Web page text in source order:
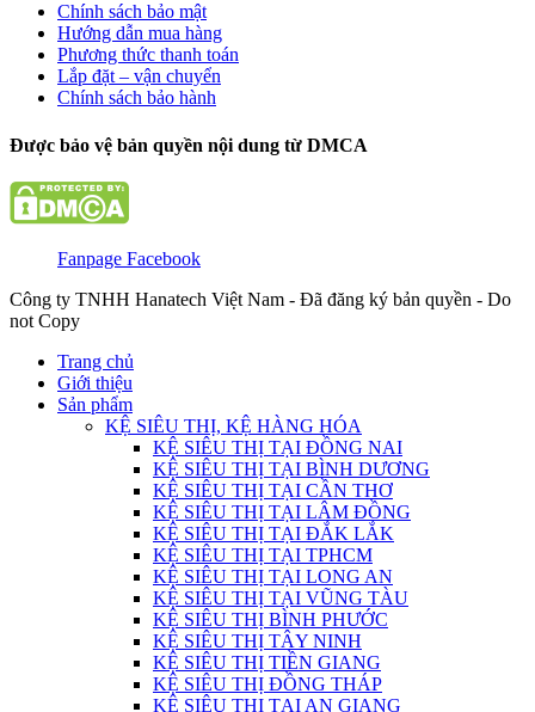
Chính sách bảo mật
Hướng dẫn mua hàng
Phương thức thanh toán
Lắp đặt – vận chuyển
Chính sách bảo hành
Được bảo vệ bản quyền nội dung từ DMCA
Fanpage Facebook
Công ty TNHH Hanatech Việt Nam - Đã đăng ký bản quyền - Do
not Copy
Trang chủ
Giới thiệu
Sản phẩm
KỆ SIÊU THỊ, KỆ HÀNG HÓA
KỆ SIÊU THỊ TẠI ĐỒNG NAI
KỆ SIÊU THỊ TẠI BÌNH DƯƠNG
KỆ SIÊU THỊ TẠI CẦN THƠ
KỆ SIÊU THỊ TẠI LÂM ĐỒNG
KỆ SIÊU THỊ TẠI ĐẮK LẮK
KỆ SIÊU THỊ TẠI TPHCM
KỆ SIÊU THỊ TẠI LONG AN
KỆ SIÊU THỊ TẠI VŨNG TÀU
KỆ SIÊU THỊ BÌNH PHƯỚC
KỆ SIÊU THỊ TÂY NINH
KỆ SIÊU THỊ TIỀN GIANG
KỆ SIÊU THỊ ĐỒNG THÁP
KỆ SIÊU THỊ TẠI AN GIANG